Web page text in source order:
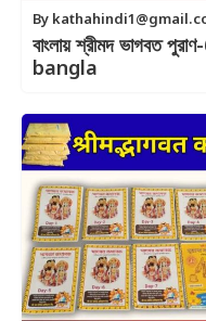
By
বাংলায় শ্রীমদ ভাগবত
bangla